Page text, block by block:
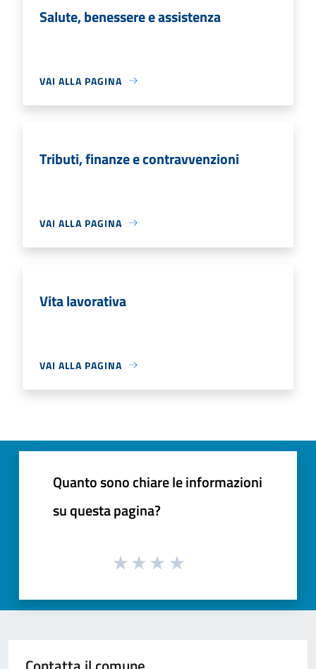
Salute, benessere e assistenza
VAI ALLA PAGINA
Tributi, finanze e contravvenzioni
VAI ALLA PAGINA
Vita lavorativa
VAI ALLA PAGINA
Quanto sono chiare le informazioni
su questa pagina?